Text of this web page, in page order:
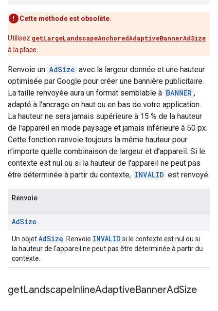
Cette méthode est obsolète.
Utilisez getLargeLandscapeAnchoredAdaptiveBannerAdSize
à la place.
Renvoie un AdSize avec la largeur donnée et une hauteur
optimisée par Google pour créer une bannière publicitaire.
La taille renvoyée aura un format semblable à BANNER ,
adapté à l'ancrage en haut ou en bas de votre application.
La hauteur ne sera jamais supérieure à 15 % de la hauteur
de l'appareil en mode paysage et jamais inférieure à 50 px.
Cette fonction renvoie toujours la même hauteur pour
n'importe quelle combinaison de largeur et d'appareil. Si le
contexte est nul ou si la hauteur de l'appareil ne peut pas
être déterminée à partir du contexte, INVALID est renvoyé.
Renvoie
AdSize
Un objetAdSize . Renvoie INVALID si le contexte est nul ou si
la hauteur de l'appareil ne peut pas être déterminée à partir du
contexte.
getLandscapeInlineAdaptiveBannerAdSize